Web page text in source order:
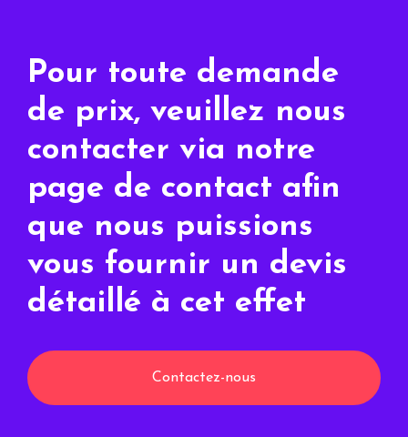
Pour toute demande
de prix, veuillez nous
contacter via notre
page de contact afin
que nous puissions
vous fournir un devis
détaillé à cet effet
Contactez-nous